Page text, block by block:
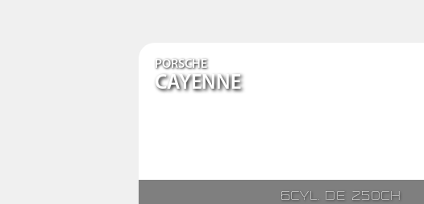
PORSCHE
CAYENNE
6cyl. de 250ch